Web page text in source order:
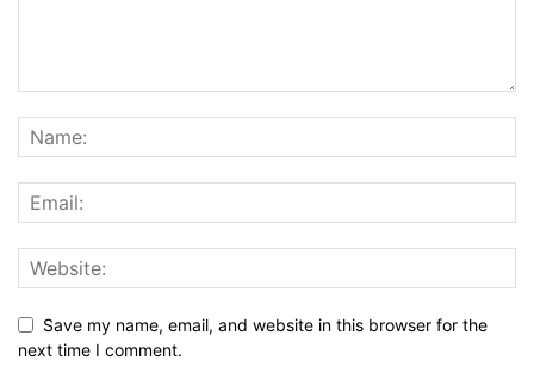
Save my name, email, and website in this browser for the
next time I comment.